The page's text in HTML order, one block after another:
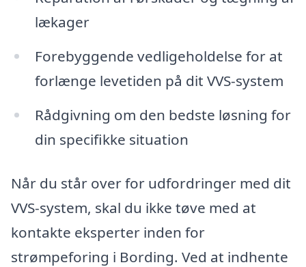
lækager
Forebyggende vedligeholdelse for at
forlænge levetiden på dit VVS-system
Rådgivning om den bedste løsning for
din specifikke situation
Når du står over for udfordringer med dit
VVS-system, skal du ikke tøve med at
kontakte eksperter inden for
strømpeforing i Bording. Ved at indhente